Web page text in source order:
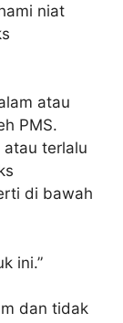
niat
atau
PMS.
atau terlalu
di bawah
ini.”
dan tidak